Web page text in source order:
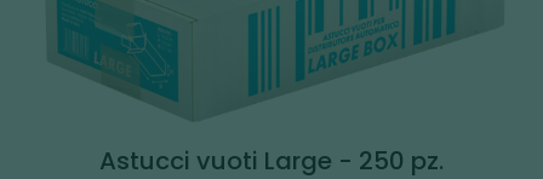
Astucci vuoti Large - 250 pz.